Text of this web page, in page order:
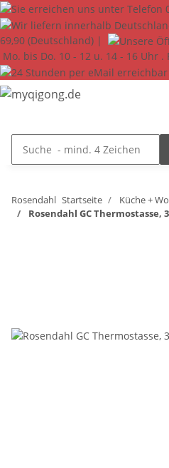
69,90 (Deutschland) |
Mo. bis Do. 10 - 12 u. 14 - 16 Uhr .
Rosendahl Startseite Küche +
Rosendahl GC Thermostasse,